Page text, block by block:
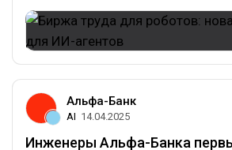
Альфа-Банк
AI 14.04.2025
Инженеры Альфа-Банка